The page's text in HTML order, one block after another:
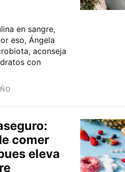
en sangre,
eso, Ángela
aconseja
con
comer
eleva